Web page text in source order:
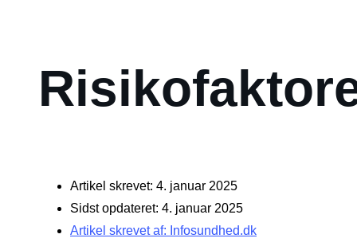
Artikel skrevet: 4. januar 2025
Sidst opdateret: 4. januar 2025
Artikel skrevet af: Infosundhed.dk